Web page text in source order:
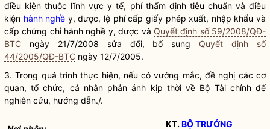
điều kiện thuộc lĩnh vực y tế, phí thẩm định tiêu chuẩn và điều
kiện hành nghề y, dược, lệ phí cấp giấy phép xuất, nhập khẩu và
cấp chứng chỉ hành nghề y, dược và Quyết định số 59/2008/QĐ-
BTC ngày 21/7/2008 sửa đổi, bổ sung Quyết định số
44/2005/QĐ-BTC ngày 12/7/2005.
3. Trong quá trình thực hiện, nếu có vướng mắc, đề nghị các cơ
quan, tổ chức, cá nhân phản ánh kịp thời về Bộ Tài chính để
nghiên cứu, hướng dẫn./.
KT.BỘ TRƯỞNG